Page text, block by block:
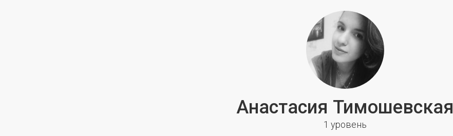
Анастасия Тимошевская
1 уровень